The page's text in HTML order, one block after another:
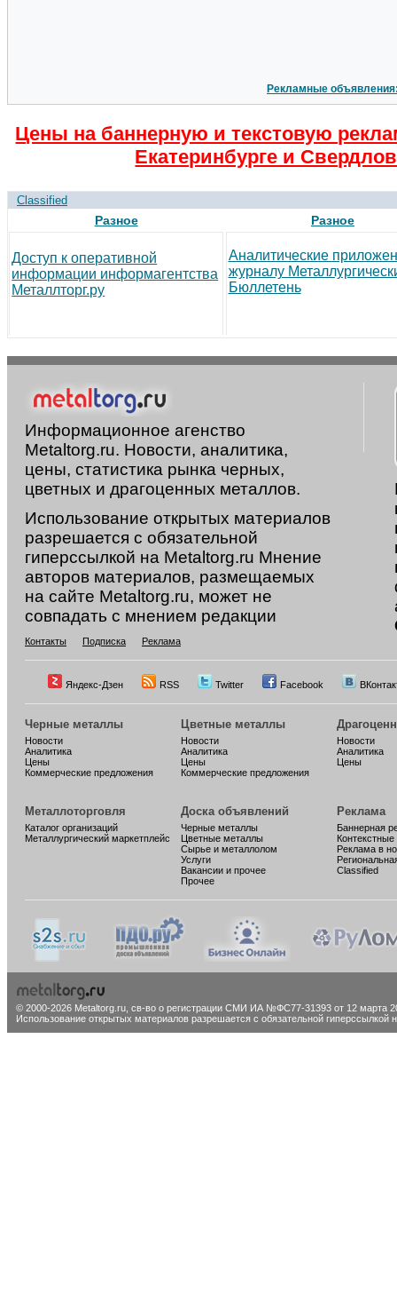
Рекламные
Цены на баннерную и текстовую
Екатеринбурге и
Classified
Разное
Доступ к оперативной
информации информагентства
Металлторг.ру
Разное
Аналитические
журналу
Бюллетень
Информационное агенство
Metaltorg.ru. Новости, аналитика,
цены, статистика рынка черных,
цветных и драгоценных металлов.
Использование открытых материалов
разрешается с обязательной
гиперссылкой на Metaltorg.ru Мнение
авторов материалов, размещаемых
на сайте Metaltorg.ru, может не
совпадать с мнением редакции
Контакты Подписка Реклама
Яндекс-Дзен RSS Twitter Facebook
Черные металлы
Новости
Аналитика
Цены
Коммерческие предложения
Цветные металлы
Новости
Аналитика
Цены
Коммерческие предложения
Новости
Аналитика
Цены
Металлоторговля
Каталог организаций
Металлургический маркетплейс
Доска объявлений
Черные металлы
Цветные металлы
Сырье и металлолом
Услуги
Вакансии и прочее
Прочее
Реклама
Баннерная
Реклама в
Classified
© 2000-2026 Metaltorg.ru, св-во о регистрации СМИ ИА №ФС77-31393 от 12 марта
Использование открытых материалов разрешается с обязательной гиперссылкой